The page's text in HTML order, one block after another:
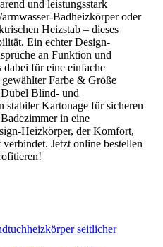
und leistungsstark
Badheizkörper oder
Heizstab – dieses
Ein echter Design-
an Funktion und
für eine einfache
Farbe & Größe
Dübel Blind- und
stabiler Kartonage für sicheren
in eine
Heizkörper, der Komfort,
Jetzt online bestellen